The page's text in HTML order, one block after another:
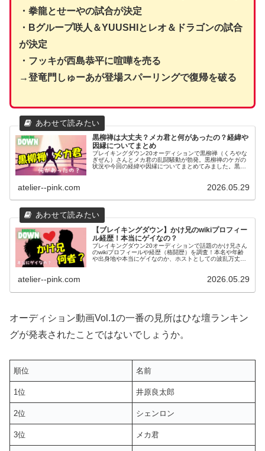
・拳龍とせーやの試合が決定
・Bグループ咲人＆YUUSHIとレオ＆ドラゴンの試合
が決定
・フッキが西島恭平に喧嘩を売る
→登竜門しゅーあが登場スパーリングで復帰を破る
黒柳禅は大丈夫？メカ君と何があったの？経緯や
因縁についてまとめ
ブレイキングダウン20オーディションで黒柳禅（くろやな
ぎぜん）さんとメカ君の乱闘騒動が勃発。黒柳禅のケガの
状況や今回の経緯や因縁についてまとめてみました。黒柳
atelier--pink.com 2026.05.29
【ブレイキングダウン】かけ兄のwikiプロフィー
ル経歴！本当にゲイなの？
ブレイキングダウン20オーディションで話題のかけ兄さん
のwikiプロフィールや経歴（格闘歴）を調査！本名や年齢
や出身地や本当にゲイなのか、ホストとしての波乱万丈な
atelier--pink.com 2026.05.29
オーディション動画Vol.1の一番の見所はひな壇ランキン
グが発表されたことではないでしょうか。
順位 名前
1位 井原良太郎
2位 シェンロン
3位 メカ君